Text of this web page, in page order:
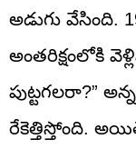
అడుగు
అంతరిక్షంలోకి
పుట్టగలరా?”
రేకెత్తిస్తోంది.